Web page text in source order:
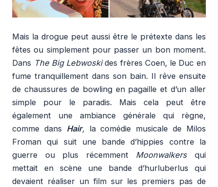
Mais la drogue peut aussi être le prétexte dans les
fêtes ou simplement pour passer un bon moment.
Dans The Big Lebwoskides frères Coen, le Duc en
fume tranquillement dans son bain. Il rêve ensuite
de chaussures de bowling en pagaille et d’un aller
simple pour le paradis. Mais cela peut être
également une ambiance générale qui règne,
comme dans Hair, la comédie musicale de Milos
Froman qui suit une bande d’hippies contre la
guerre ou plus récemment Moonwalkers qui
mettait en scène une bande d’hurluberlus qui
devaient réaliser un film sur les premiers pas de